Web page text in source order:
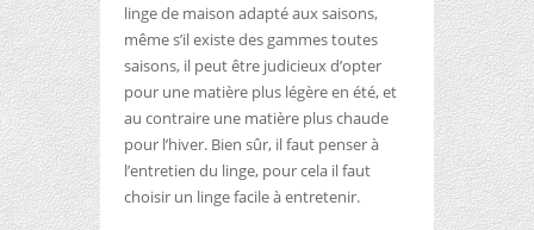
linge de maison adapté aux saisons,
même s’il existe des gammes toutes
saisons, il peut être judicieux d’opter
pour une matière plus légère en été, et
au contraire une matière plus chaude
pour l’hiver. Bien sûr, il faut penser à
l’entretien du linge, pour cela il faut
choisir un linge facile à entretenir.